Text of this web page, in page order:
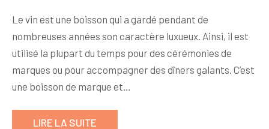
Le vin est une boisson qui a gardé pendant de
nombreuses années son caractère luxueux. Ainsi, il est
utilisé la plupart du temps pour des cérémonies de
marques ou pour accompagner des dîners galants. C’est
une boisson de marque et…
LIRE LA SUITE